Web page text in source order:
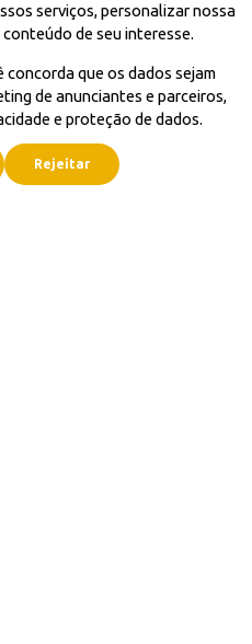
serviços, personalizar nossa
de seu interesse.
concorda que os dados sejam
de anunciantes e parceiros,
e proteção de dados.
Rejeitar